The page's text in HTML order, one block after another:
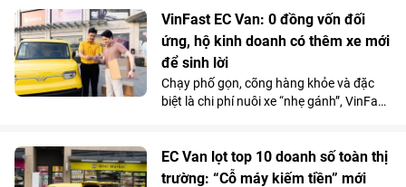
lệch giá giữa các nền tảng ngày càng thu
hẹp, người dùng có xu hướng quan tâm
nhiều hơn đến những yếu tố như thời
gian xe đón, chất lượng phương tiện hay
sự ổn định của dịch vụ.
VinFast EC Van: 0 đồng vốn đối
ứng, hộ kinh doanh có thêm xe mới
để sinh lời
Chạy phố gọn, cõng hàng khỏe và đặc
biệt là chi phí nuôi xe “nhẹ gánh”, VinFast
EC Van lọt top 10 doanh số toàn thị
trường: “Cỗ máy kiếm tiền” mới